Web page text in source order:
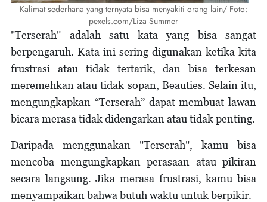
Kalimat sederhana yang ternyata bisa menyakiti orang lain/ Foto:
pexels.com/Liza Summer
"Terserah" adalah satu kata yang bisa sangat
berpengaruh. Kata ini sering digunakan ketika kita
frustrasi atau tidak tertarik, dan bisa terkesan
meremehkan atau tidak sopan, Beauties. Selain itu,
mengungkapkan “Terserah” dapat membuat lawan
bicara merasa tidak didengarkan atau tidak penting.
Daripada menggunakan "Terserah", kamu bisa
mencoba mengungkapkan perasaan atau pikiran
secara langsung. Jika merasa frustrasi, kamu bisa
menyampaikan bahwa butuh waktu untuk berpikir.